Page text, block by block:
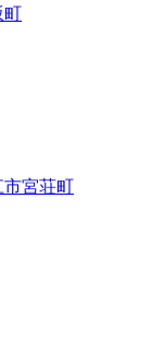
町
市宮荘町